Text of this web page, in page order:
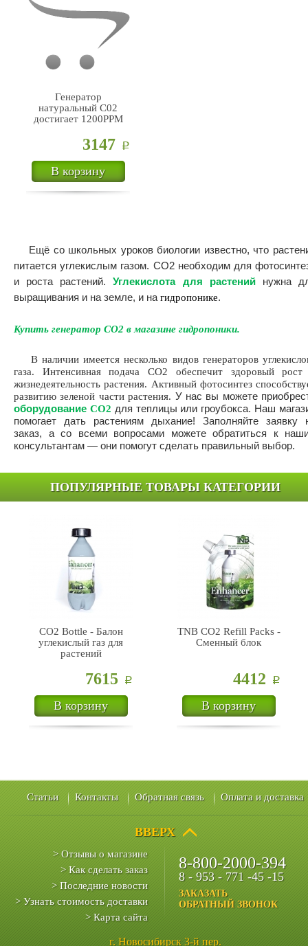
Генератор
натуральный С02
достигает 1200PPM
3147 Р
В корзину
Ещё со школьных уроков биологии известно, что
питается углекислым газом. CO2 необходим для
и роста растений.Углекислота для растений
нужна
выращивания и на земле, и на гидропонике.
Купить генератор CO2 в магазине гидропоники.
В наличии имеется несколько видов генераторов
газа. Интенсивная подачаCO2 обеспечит здоровый
жизнедеятельность растения. Активный фотосинтез
развитию зеленой части растения. У нас вы можете
оборудование CO2 для теплицы или гроубокса. Наш
помогает дать растениям дыхание! Заполняйте заявку
заказ, а со всеми вопросами можете обратиться к
консультантам — они помогут сделать правильный выбор.
ПОПУЛЯРНЫЕ ТОВАРЫ КАТЕГОРИИ
CO2 Bottle - Балон
углекислый газ для
растений
7615 Р
В корзину
TNB CO2 Refill Packs -
Сменный блок
4412 Р
В корзину
Статьи Контакты Обратная связь Оплата и доставка
ВВЕРХ
> Отзывы о магазине
> Как сделать заказ
> Последние новости
> Узнать стоимость доставки
> Карта сайта
г. Новосибирск 3-й пер.
8-800-2000-394
8 - 953 - 771 -45 -15
ЗАКАЗАТЬ
ОБРАТНЫЙ ЗВОНОК